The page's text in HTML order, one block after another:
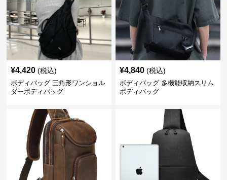
¥4,420 (税込)
ボディバッグ 三角形ワンショル
ダーボディバッグ
¥4,840 (税込)
ボディバッグ 多機能収納スリム
ボディバッグ